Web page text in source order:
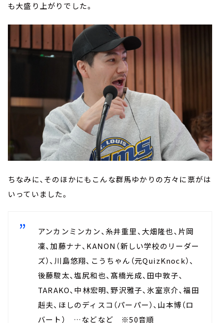
も大盛り上がりでした。
ちなみに、そのほかにもこんな群馬ゆかりの方々に票がは
いっていました。
アンカンミンカン、糸井重里、大畑隆也、片岡
凜、加藤ナナ、KANON（新しい学校のリーダー
ズ）、川島悠翔、こうちゃん（元QuizKnock）、
後藤駿太、塩尻和也、髙橋光成、田中敦子、
TARAKO、中林宏明、野沢雅子、氷室京介、福田
赳夫、ほしのディスコ（パーパー）、山本博（ロ
バート） …などなど ※50音順